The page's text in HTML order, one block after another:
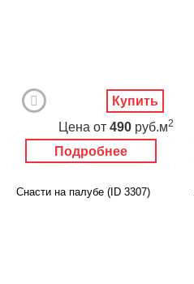
Подробнее
Цена от 490 руб.м2
Купить
Снасти на палубе (ID 3307)